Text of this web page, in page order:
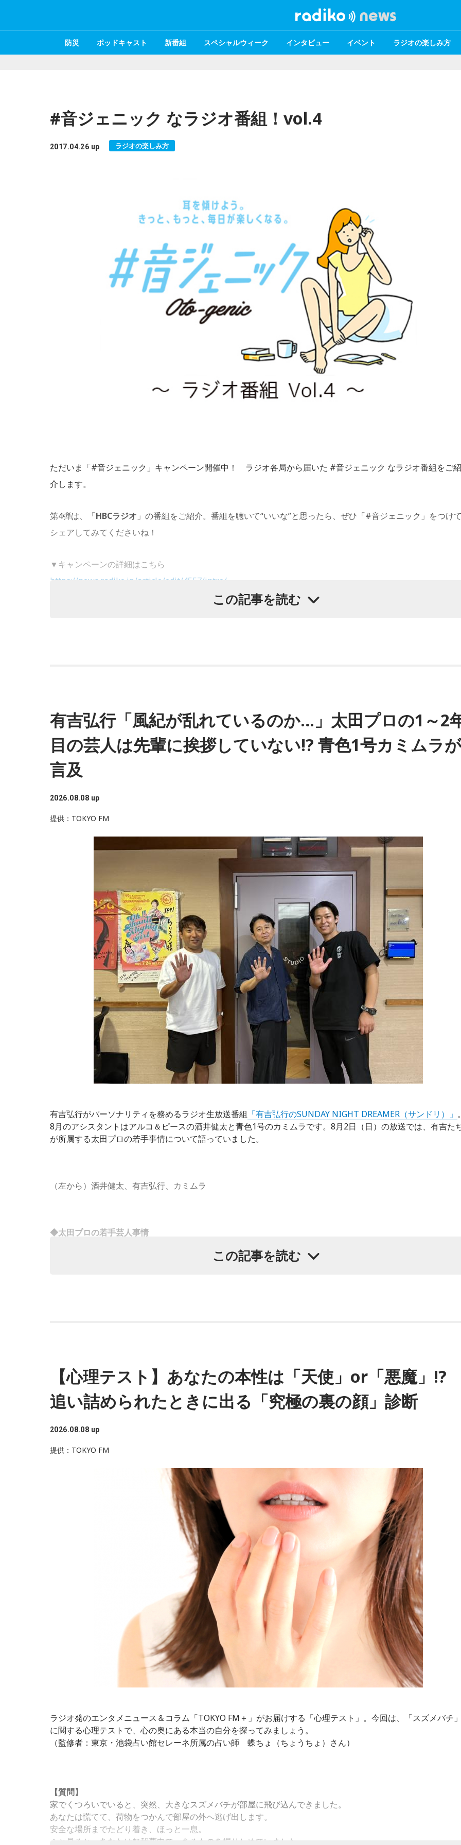
防災 ポッドキャスト 新番組 スペシャルウィーク インタビュー イベント ラジオの楽しみ方
#音ジェニック なラジオ番組！vol.4
2017.04.26 up ラジオの楽しみ方
ただいま「#音ジェニック」キャンペーン開催中！ ラジオ各局から届いた #音ジェニック なラジオ番組をご紹
介します。
第4弾は、「HBCラジオ 」の番組をご紹介。番組を聴いて“いいな”と思ったら、ぜひ「#音ジェニック」をつけて
シェアしてみてくださいね！
▼キャンペーンの詳細はこちら
https://news.radiko.jp/article/edit/4557/intro/
ロック・ポップス・AOR・ダンスミュージック・ジャズ・インストゥルメンタル、誰もがよく耳にした洋楽を幅
広くたっぷりお届け。
運転中のBGMとして、もしくは、自宅で家事をしながら、のんびり、リラックスしながら等、休日の夕方の耳の
■番組名：『Music Delivery BAN BAN RADIO！サタデー』
■番組サイト：http://www.hbc.co.jp/radio/ban/index.html
この番組をラジコで聴く
HBCラジオ：新旧アニソンが堪能できる「音」
日本が世界に誇る「アニメ文化」。最近では誰しもが聴いて楽しい「アニソン」が増えてきました。
2次元から2.5次元の“新しい”をピックアップし、アニソン・ゲーソン・特撮ソングなど満載でお送りします！
■番組名：『アニメロティック』
■放送日時：毎週土曜日 25時～26時
■番組サイト：http://www.hbc.co.jp/radio/animero/index.html
この番組をラジコで聴く
HBCラジオ：番組DJは、初音ミクの作者が作ったバーチャルアイドル！
北海道育成バーチャルアイドル・北乃カムイがラジオで喋る2．5次元化プログラム！ 北海道の魅力やいいもの
この番組をラジコで聴く
この記事を読む
有吉弘行「風紀が乱れているのか…」太田プロの1～2
目の芸人は先輩に挨拶していない!? 青色1号カミムラが
言及
2026.08.08 up
提供：TOKYO FM
有吉弘行がパーソナリティを務めるラジオ生放送番組 「有吉弘行のSUNDAY NIGHT DREAMER（サンドリ）」 。
8月のアシスタントはアルコ＆ピースの酒井健太と青色1号のカミムラです。8月2日（日）の放送では、有吉た
が所属する太田プロの若手事情について語っていました。
（左から）酒井健太、有吉弘行、カミムラ
◆太田プロの若手芸人事情
有吉は、若手芸人と接する機会の多いカミムラに聞きたいことがあると切り出し、「賞レースで結果を残してい
カミムラは「こんなことを言うのもあれですけど、（ぐりんぴーすさんが）どういう先輩か分かっていないんだ
と思います」と正直に語ります。
それを受け、有吉は「でもさ、この世界に入ったら俺だって（若手の頃は）誰か分からない人にも一応挨拶する
挨拶をしない人間は時代的に増えていますね」とリアルな実情を明かします。
また、有吉は「吉本（興業）は縦がちゃんとしているじゃん。それは養成所でもそういう教えがあるんだろう
し、先輩からも受け継がれるからだと思うんだよね」と他事務所と比較しつつ、「太田プロはゆるいから……酒井
のせいで（笑）」と冗談交じりに言うと、酒井も「俺のせいじゃないと思いますけどね」とすぐさまツッコミを
番組名：有吉弘行のSUNDAY NIGHT DREAMER
放送エリア：TOKYO FMをのぞくJFN全国25局ネット
https://jfn-pods.com/program/27400
音声コンテンツプラットフォーム「JFN Pods」ではスペシャル音声も配信中！
この記事を読む
【心理テスト】あなたの本性は「天使」or「悪魔」!?
追い詰められたときに出る「究極の裏の顔」診断
2026.08.08 up
提供：TOKYO FM
ラジオ発のエンタメニュース＆コラム「TOKYO FM＋」がお届けする「心理テスト」。今回は、「スズメバチ」
に関する心理テストで、心の奥にある本当の自分を探ってみましょう。
（監修者：東京・池袋占い館セレーネ所属の占い師 蝶ちょ（ちょうちょ）さん）
【質問】
家でくつろいでいると、突然、大きなスズメバチが部屋に飛び込んできました。
あなたは慌てて、荷物をつかんで部屋の外へ逃げ出します。
安全な場所までたどり着き、ほっと一息。
ふと見ると、あなたは無我夢中で、あるものを握りしめていました。